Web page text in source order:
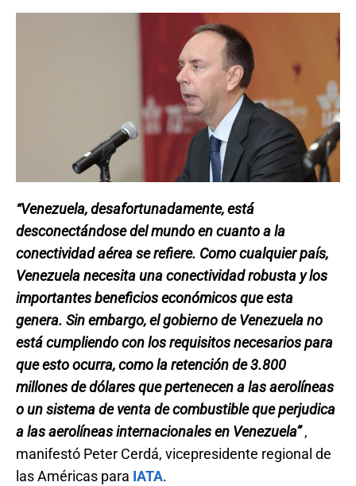
“Venezuela, desafortunadamente, está
desconectándose del mundo en cuanto a la
conectividad aérea se refiere. Como cualquier país,
Venezuela necesita una conectividad robusta y los
importantes beneficios económicos que esta
genera. Sin embargo, el gobierno de Venezuela no
está cumpliendo con los requisitos necesarios para
que esto ocurra, como la retención de 3.800
millones de dólares que pertenecen a las aerolíneas
o un sistema de venta de combustible que perjudica
a las aerolíneas internacionales en Venezuela”,
manifestó Peter Cerdá, vicepresidente regional de
las Américas para IATA.